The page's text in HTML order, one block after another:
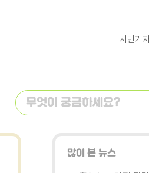
시민기
많이 본 뉴스